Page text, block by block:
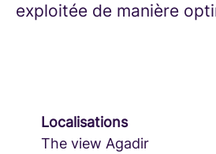
exploitée de manière
Localisations
The view Agadir